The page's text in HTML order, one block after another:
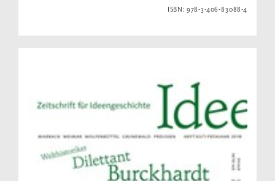
ISBN: 978-3-406-83088-4